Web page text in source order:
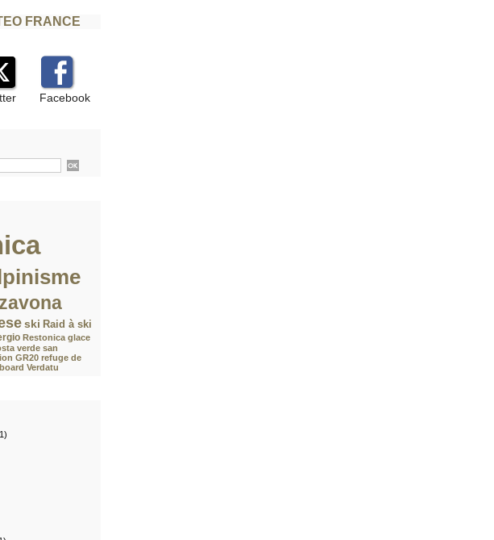
FRANCE
Facebook
ski Raid à ski
Restonica glace
verde san
GR20 refuge de
Verdatu